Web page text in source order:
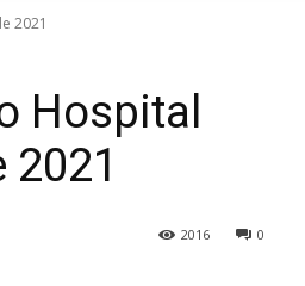
2021
Hospital
0
2016